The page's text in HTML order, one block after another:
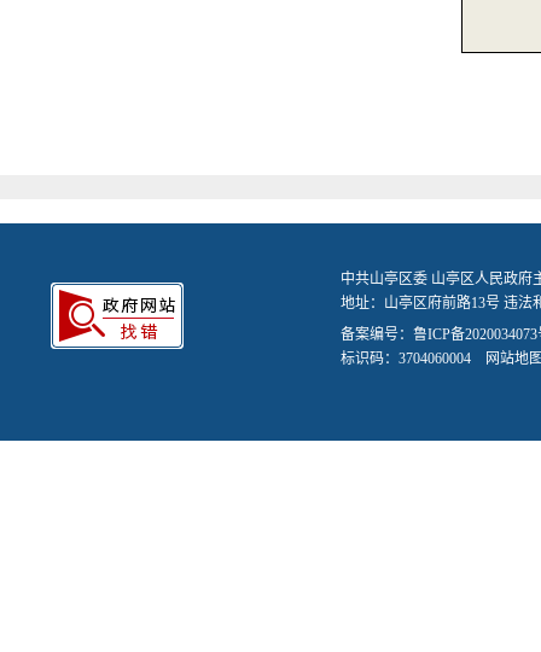
中共山亭区委 山亭区人民政府
地址：山亭区府前路13号 违法
备案编号： 鲁ICP备
标识码：3704060004 网站地